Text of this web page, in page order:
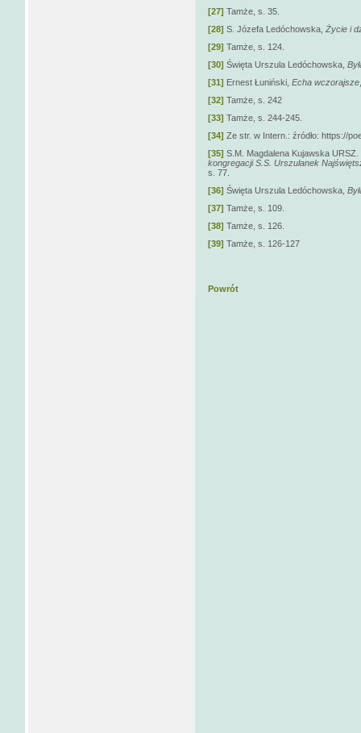
[27] Tamże, s. 35.
[28] S. Józefa Ledóchowska, Życie i
[29] Tamże, s. 124.
[30] Święta Urszula Ledóchowska,
[31] Ernest Łuniński, Echa wczorajsze
[32] Tamże, s. 242
[33] Tamże, s. 244-245.
[34] Ze str. w Intern.: źródło: https://
[35] S.M. Magdalena Kujawska
kongregacji S.S. Urszulanek
s. 77.
[36] Święta Urszula Ledóchowska,
[37] Tamże, s. 109.
[38] Tamże, s. 126.
[39] Tamże, s. 126-127
Powrót